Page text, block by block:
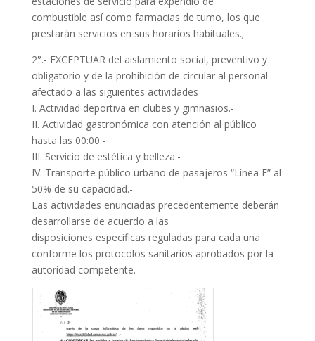
combustible así como farmacias de tumo, los que
prestarán servicios en sus horarios habituales.;
2°.- EXCEPTUAR del aislamiento social, preventivo y
obligatorio y de la prohibición de circular al personal
afectado a las siguientes actividades
I. Actividad deportiva en clubes y gimnasios.-
II. Actividad gastronómica con atención al público
hasta las 00:00.-
III. Servicio de estética y belleza.-
IV. Transporte público urbano de pasajeros “Línea E” al
50% de su capacidad.-
Las actividades enunciadas precedentemente deberán
desarrollarse de acuerdo a las
disposiciones especificas reguladas para cada una
conforme los protocolos sanitarios aprobados por la
autoridad competente.